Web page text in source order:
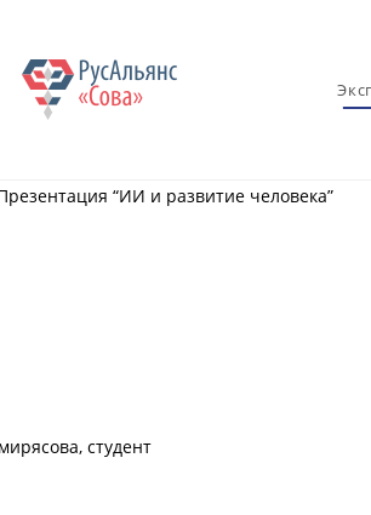
“ИИ и развитие человека”
студент